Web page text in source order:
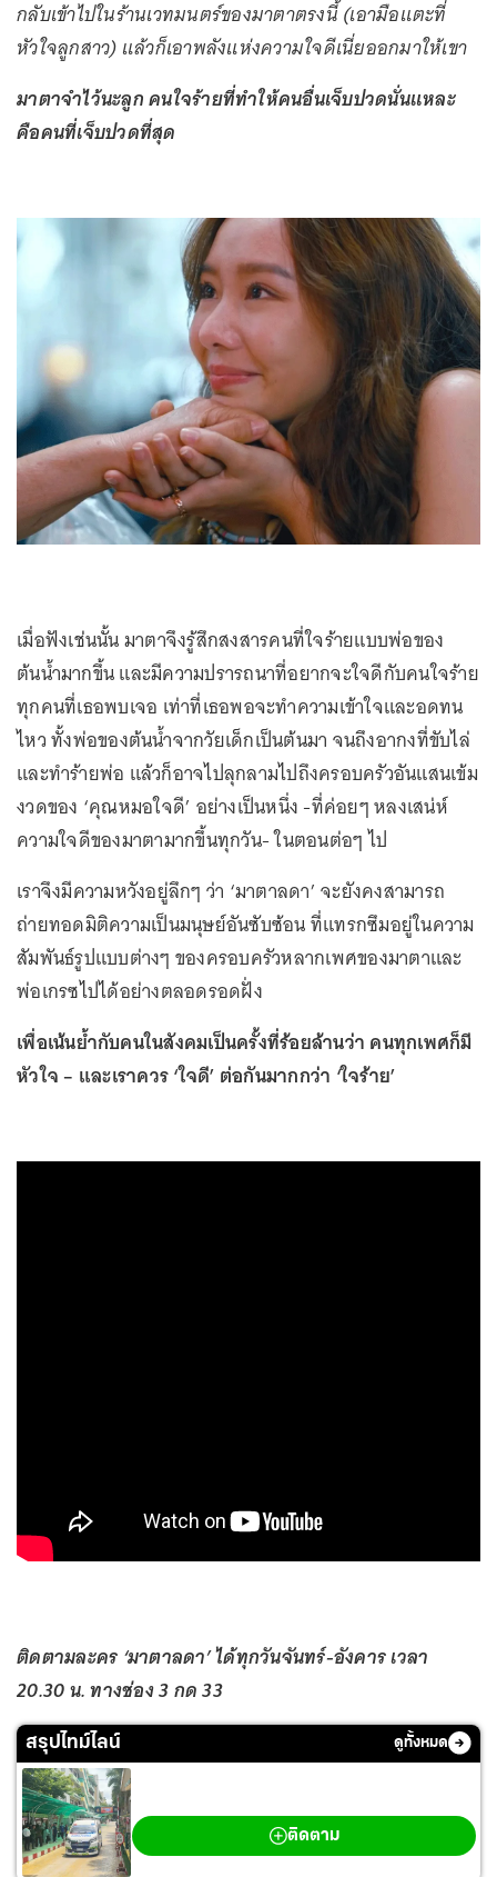
กลับเข้าไปในร้านเวทมนตร์ของมาตาตรงนี้ (เอามือแตะที่
หัวใจลูกสาว) แล้วก็เอาพลังแห่งความใจดีเนี่ยออกมาให้เขา
มาตาจำไว้นะลูก คนใจร้ายที่ทำให้คนอื่นเจ็บปวดนั่นแหละ
คือคนที่เจ็บปวดที่สุด
เมื่อฟังเช่นนั้น มาตาจึงรู้สึกสงสารคนที่ใจร้ายแบบพ่อของ
ต้นน้ำมากขึ้น และมีความปรารถนาที่อยากจะใจดีกับคนใจร้าย
ทุกคนที่เธอพบเจอ เท่าที่เธอพอจะทำความเข้าใจและอดทน
ไหว ทั้งพ่อของต้นน้ำจากวัยเด็กเป็นต้นมา จนถึงอากงที่ขับไล่
และทำร้ายพ่อ แล้วก็อาจไปลุกลามไปถึงครอบครัวอันแสนเข้ม
งวดของ ‘คุณหมอใจดี’ อย่างเป็นหนึ่ง -ที่ค่อยๆ หลงเสน่ห์
ความใจดีของมาตามากขึ้นทุกวัน- ในตอนต่อๆ ไป
เราจึงมีความหวังอยู่ลึกๆ ว่า ‘มาตาลดา’ จะยังคงสามารถ
ถ่ายทอดมิติความเป็นมนุษย์อันซับซ้อน ที่แทรกซึมอยู่ในความ
สัมพันธ์รูปแบบต่างๆ ของครอบครัวหลากเพศของมาตาและ
พ่อเกรซไปได้อย่างตลอดรอดฝั่ง
เพื่อเน้นย้ำกับคนในสังคมเป็นครั้งที่ร้อยล้านว่า คนทุกเพศก็มี
หัวใจ – และเราควร ‘ใจดี’ ต่อกันมากกว่า ‘ใจร้าย’
ติดตามละคร ‘มาตาลดา’ ได้ทุกวันจันทร์-อังคาร เวลา
20.30 น. ทางช่อง 3 กด 33
สรุปไทม์ไลน์ ดูทั้งหมด
ติดตาม